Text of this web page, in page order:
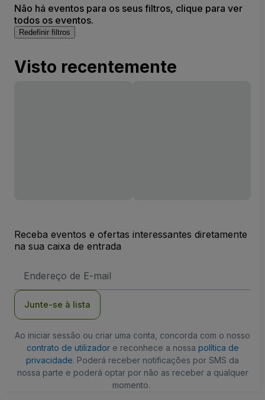
Não há eventos para os seus filtros, clique para ver
todos os eventos.
Redefinir filtros
Visto recentemente
Receba eventos e ofertas interessantes diretamente
na sua caixa de entrada
de
Junte-se à lista
Ao iniciar sessão ou criar uma conta, concorda com o nosso
contrato de utilizadore reconhece a nossa política de
privacidade. Poderá receber notificações por SMS da
nossa parte e poderá optar por não as receber a qualquer
momento.